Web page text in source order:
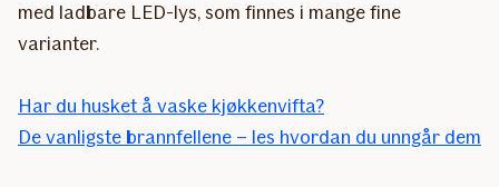
med ladbare LED-lys, som finnes i mange fine
varianter.
Har du husket å vaske kjøkkenvifta?
De vanligste brannfellene – les hvordan du unngår dem